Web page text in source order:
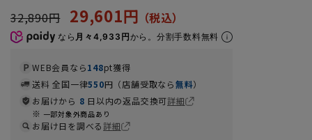
32,890円
29,601円
なら 月々4,933円から。分割手数料無料
WEB会員なら148pt獲得
送料 全国一律550円（店舗受取なら無料）
お届けから 8 日以内の返品交換可詳細
一部対象外商品あり
お届け日を調べる詳細